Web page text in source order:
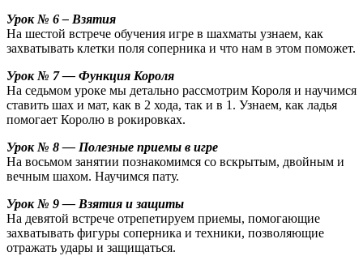
Урок № 6 – Взятия
На шестой встрече обучения игре в шахматы узнаем, как
захватывать клетки поля соперника и что нам в этом поможет.
Урок № 7 — Функция Короля
На седьмом уроке мы детально рассмотрим Короля и научимся
ставить шах и мат, как в 2 хода, так и в 1. Узнаем, как ладья
помогает Королю в рокировках.
Урок № 8 — Полезные приемы в игре
На восьмом занятии познакомимся со вскрытым, двойным и
вечным шахом. Научимся пату.
Урок № 9 — Взятия и защиты
На девятой встрече отрепетируем приемы, помогающие
захватывать фигуры соперника и техники, позволяющие
отражать удары и защищаться.